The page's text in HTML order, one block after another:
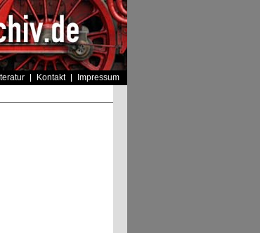
Kontakt Impressum